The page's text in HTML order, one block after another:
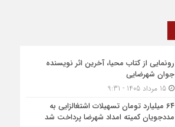
رونمایی از کتاب محیا، آخرین اثر نویسنده
جوان شهرضایی
15 مرداد 1405 - 9:31
۶۴ میلیارد تومان تسهیلات اشتغالزایی به
مددجویان کمیته امداد شهرضا پرداخت شد